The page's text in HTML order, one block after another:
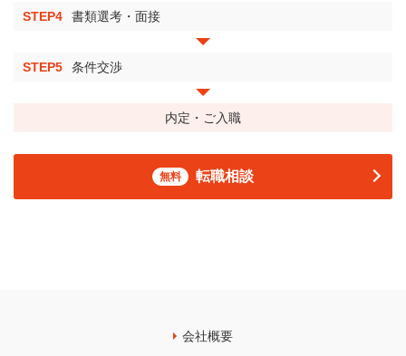
STEP4 書類選考・面接
STEP5 条件交渉
内定・ご入職
無料 転職相談
会社概要